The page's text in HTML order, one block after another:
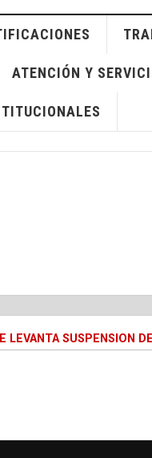
ATENCIÓN Y
LEVANTA SUSPENSION